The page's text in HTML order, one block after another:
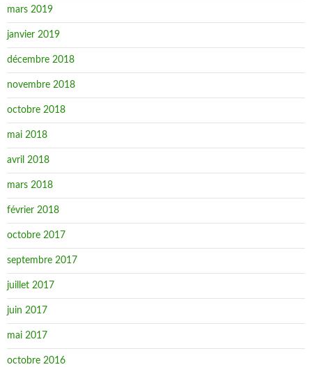
mars 2019
janvier 2019
décembre 2018
novembre 2018
octobre 2018
mai 2018
avril 2018
mars 2018
février 2018
octobre 2017
septembre 2017
juillet 2017
juin 2017
mai 2017
octobre 2016